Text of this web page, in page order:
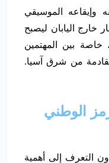
وإيقاعه الموسيقي
خارج اليابان ليصبح
بين المهتمين
القادمة من شرق آسيا.
الوطني
التعرف إلى أهمية